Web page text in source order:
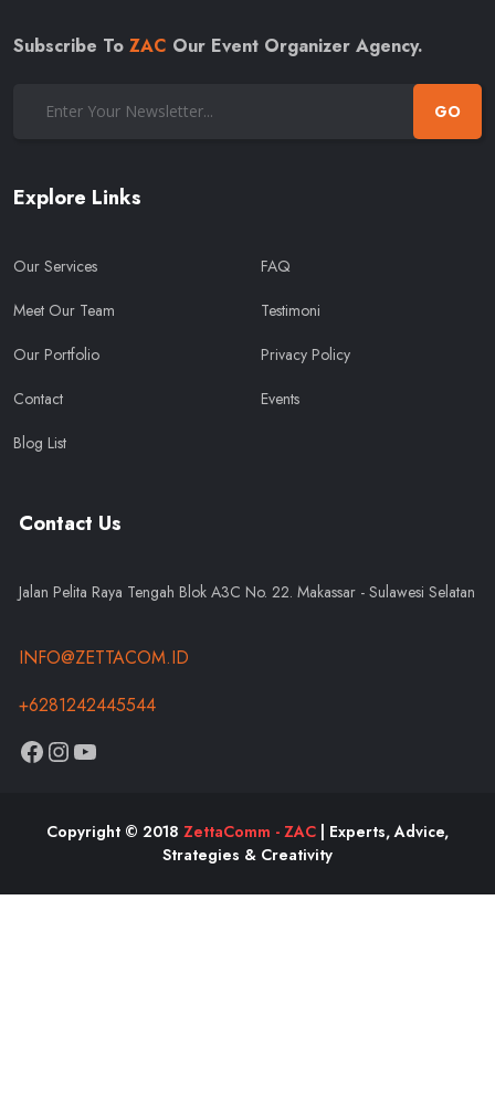
Subscribe To ZAC Our Event Organizer Agency.
GO
Explore Links
Our Services
Meet Our Team
Our Portfolio
Contact
Blog List
FAQ
Testimoni
Privacy Policy
Events
Contact Us
Jalan Pelita Raya Tengah Blok A3C No. 22. Makassar - Sulawesi Selatan
INFO@ZETTACOM.ID
+6281242445544
Copyright © 2018 ZettaComm - ZAC | Experts, Advice,
Strategies & Creativity